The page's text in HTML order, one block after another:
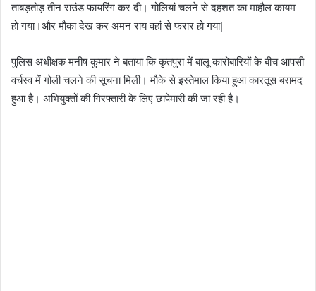
ताबड़तोड़ तीन राउंड फायरिंग कर दी। गोलियां चलने से दहशत का माहौल कायम
हो गया।और मौका देख कर अमन राय वहां से फरार हो गया|
पुलिस अधीक्षक मनीष कुमार ने बताया कि कृतपुरा में बालू कारोबारियों के बीच आपसी
वर्चस्व में गोली चलने की सूचना मिली। मौके से इस्तेमाल किया हुआ कारतूस बरामद
हुआ है। अभियुक्तों की गिरफ्तारी के लिए छापेमारी की जा रही है।